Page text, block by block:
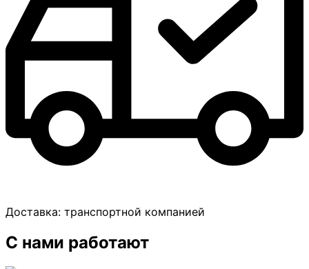
Доставка: транспортной компанией
С нами работают